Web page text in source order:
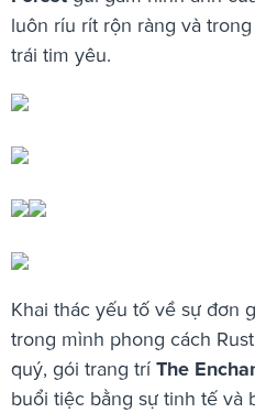
luôn ríu rít rộn ràng và
trái tim yêu.
Khai thác yếu tố về sự đơn
trong mình phong cách
quý, gói trang trí The
buổi tiệc bằng sự tinh tế và